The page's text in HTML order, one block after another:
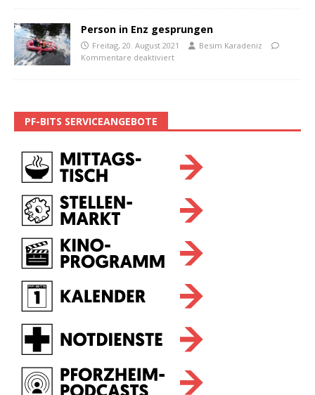
Person in Enz gesprungen
Freitag, 20. August 2021
Besim Karadeniz
Kommentare deaktiviert
PF-BITS SERVICEANGEBOTE